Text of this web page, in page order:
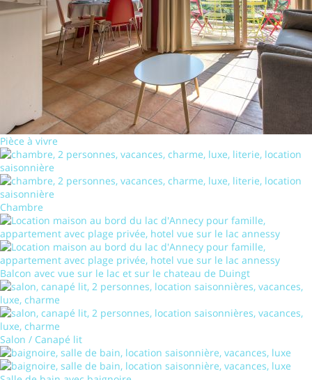
Pièce à vivre
Chambre
Balcon avec vue sur le lac et sur le chateau de Duingt
Salon / Canapé lit